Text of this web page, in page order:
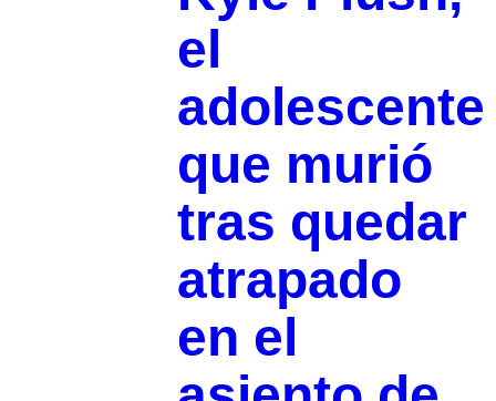
el
adolescente
que murió
tras quedar
atrapado
en el